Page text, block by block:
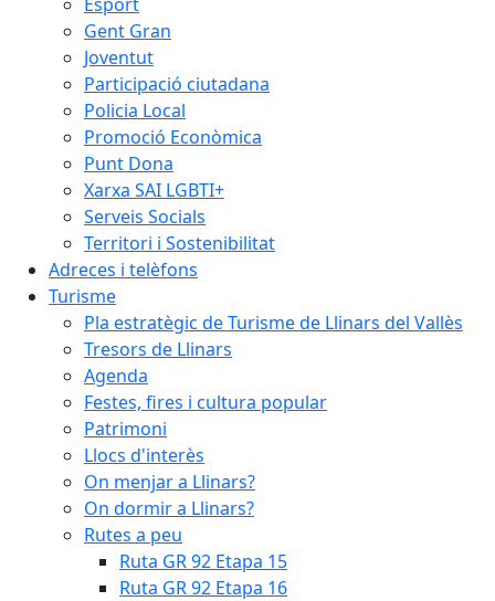
Gent Gran
Joventut
Participació ciutadana
Policia Local
Promoció Econòmica
Punt Dona
Xarxa SAI LGBTI+
Serveis Socials
Territori i Sostenibilitat
Adreces i telèfons
Turisme
Pla estratègic de Turisme de Llinars del Vallès
Tresors de Llinars
Agenda
Festes, fires i cultura popular
Patrimoni
Llocs d'interès
On menjar a Llinars?
On dormir a Llinars?
Rutes a peu
Ruta GR 92 Etapa 15
Ruta GR 92 Etapa 16